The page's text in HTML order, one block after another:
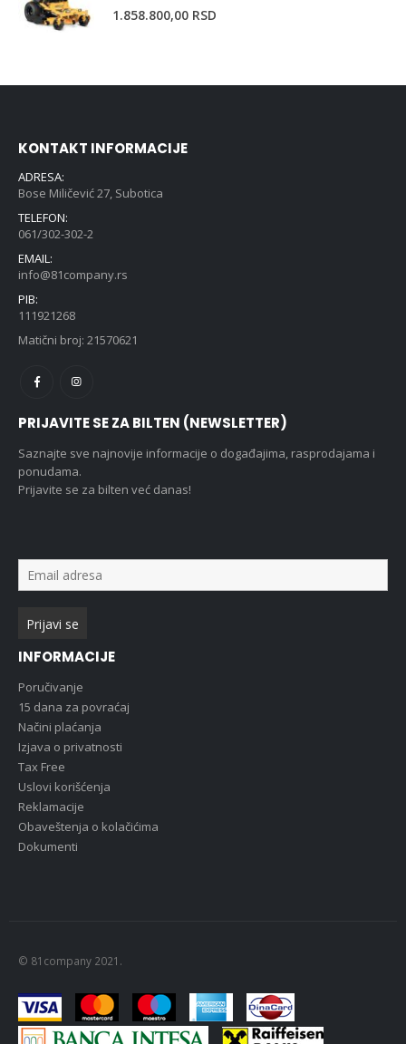
0 out of 5
1.858.800,00 RSD
KONTAKT INFORMACIJE
ADRESA:
Bose Miličević 27, Subotica
TELEFON:
061/302-302-2
EMAIL:
info@81company.rs
PIB:
111921268
Matični broj: 21570621
PRIJAVITE SE ZA BILTEN (NEWSLETTER)
Saznajte sve najnovije informacije o događajima, rasprodajama i
ponudama.
Prijavite se za bilten već danas!
INFORMACIJE
Poručivanje
15 dana za povraćaj
Načini plaćanja
Izjava o privatnosti
Tax Free
Uslovi korišćenja
Reklamacije
Obaveštenja o kolačićima
Dokumenti
© 81company 2021.